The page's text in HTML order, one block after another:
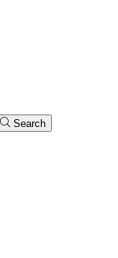
Search